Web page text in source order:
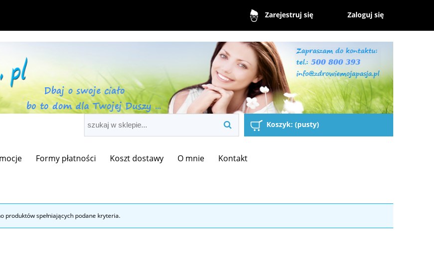
Zarejestruj się Zaloguj się
Koszyk: (pusty)
Formy płatności Koszt dostawy O mnie Kontakt
produktów spełniających podane kryteria.